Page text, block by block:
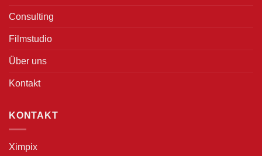
Consulting
Filmstudio
Über uns
Kontakt
KONTAKT
Ximpix